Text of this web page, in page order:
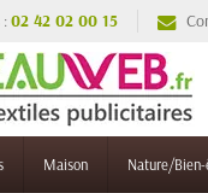
:02 42 02 00 15
Maison Nature/